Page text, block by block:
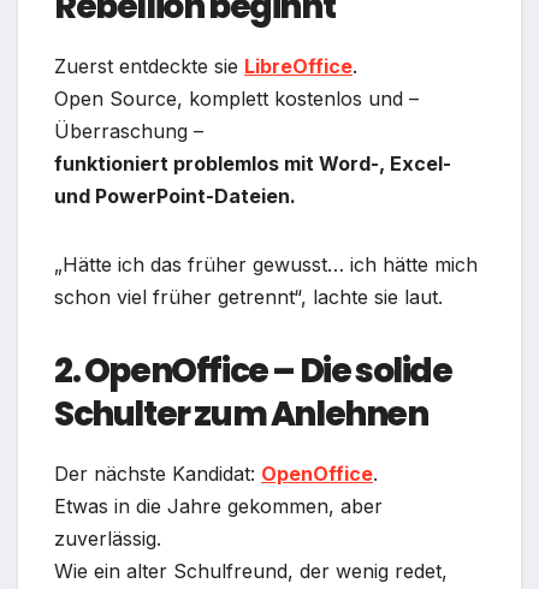
Zuerst entdeckte sie LibreOffice.
Open Source, komplett kostenlos und –
Überraschung –
funktioniert problemlos mit Word-, Excel-
und PowerPoint-Dateien.
„Hätte ich das früher gewusst… ich hätte mich
schon viel früher getrennt“, lachte sie laut.
2. OpenOffice – Die solide
Schulter zum Anlehnen
Der nächste Kandidat: OpenOffice.
Etwas in die Jahre gekommen, aber
zuverlässig.
Wie ein alter Schulfreund, der wenig redet,